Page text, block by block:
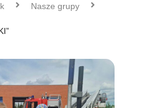
Nasze grupy